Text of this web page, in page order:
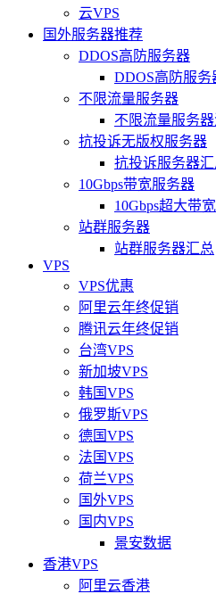
云VPS
国外服务器推荐
DDOS高防服务器
DDOS高防服务
不限流量服务器
不限流量服务
抗投诉无版权服务器
抗投诉服务器汇
10Gbps带宽服务器
10Gbps超大带
站群服务器
站群服务器汇总
VPS
VPS优惠
阿里云年终促销
腾讯云年终促销
台湾VPS
新加坡VPS
韩国VPS
俄罗斯VPS
德国VPS
法国VPS
荷兰VPS
国外VPS
国内VPS
景安数据
香港VPS
阿里云香港